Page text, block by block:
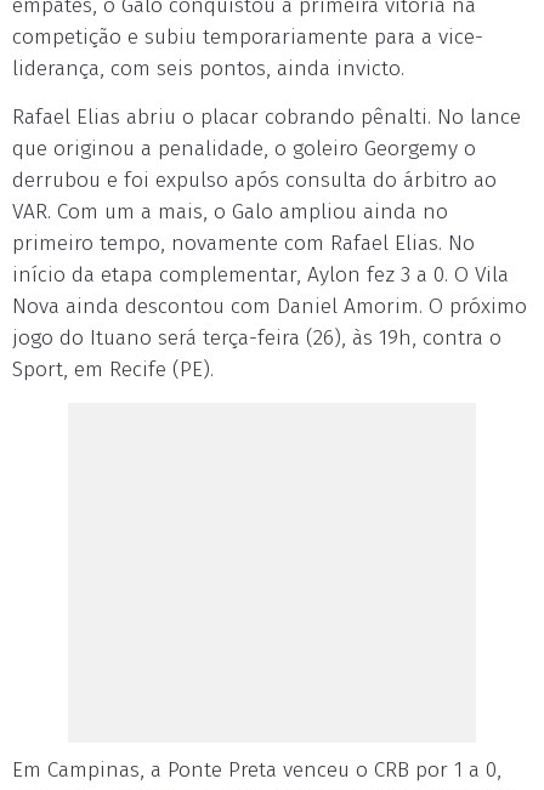
empates, o Galo conquistou a primeira vitória na
competição e subiu temporariamente para a vice-
liderança, com seis pontos, ainda invicto.
Rafael Elias abriu o placar cobrando pênalti. No lance
que originou a penalidade, o goleiro Georgemy o
derrubou e foi expulso após consulta do árbitro ao
VAR. Com um a mais, o Galo ampliou ainda no
primeiro tempo, novamente com Rafael Elias. No
início da etapa complementar, Aylon fez 3 a 0. O Vila
Nova ainda descontou com Daniel Amorim. O próximo
jogo do Ituano será terça-feira (26), às 19h, contra o
Sport, em Recife (PE).
Em Campinas, a Ponte Preta venceu o CRB por 1 a 0,